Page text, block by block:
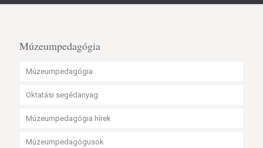
Múzeumpedagógia
Múzeumpedagógia
Oktatási segédanyag
Múzeumpedagógia hírek
Múzeumpedagógusok